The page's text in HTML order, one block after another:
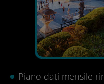
Piano dati mensile